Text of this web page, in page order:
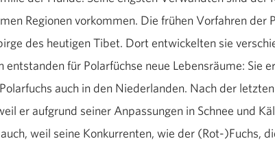
Regionen vorkommen. Die frühen Vorfahren der
des heutigen Tibet. Dort entwickelten sie
für Polarfüchse neue Lebensräume: Sie
auch in den Niederlanden. Nach der
er aufgrund seiner Anpassungen in Schnee und
weil seine Konkurrenten, wie der (Rot-)Fuchs,